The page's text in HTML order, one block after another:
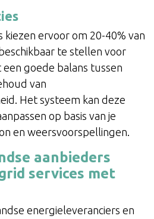
ervoor om 20-40% van
te stellen voor
goede balans tussen
van
Het systeem kan deze
op basis van je
en weersvoorspellingen.
aanbieders
services met
energieleveranciers en